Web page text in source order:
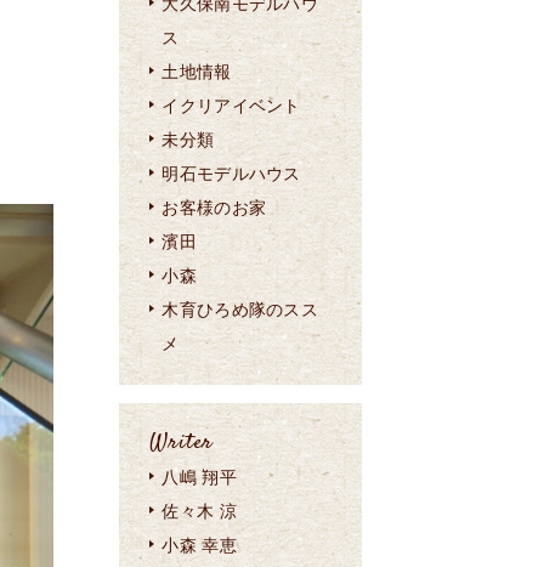
ス
土地情報
イクリアイベント
未分類
明石モデルハウス
お客様のお家
濱田
小森
木育ひろめ隊のスス
メ
Writer
八嶋 翔平
佐々木 涼
小森 幸恵